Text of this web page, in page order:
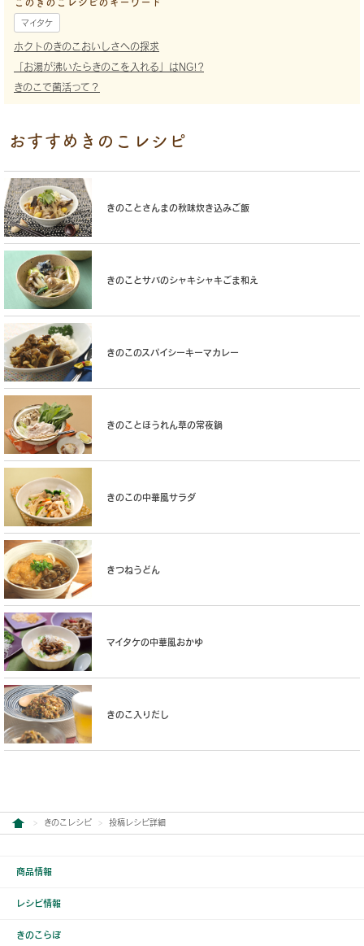
マイタケ
ホクトのきのこおいしさへの探求
「お湯が沸いたらきのこを入れる」はNG!?
きのこで菌活って？
おすすめきのこレシピ
きのことさんまの秋味炊き込みご飯
きのことサバのシャキシャキごま和え
きのこのスパイシーキーマカレー
きのことほうれん草の常夜鍋
きのこの中華風サラダ
きつねうどん
マイタケの中華風おかゆ
きのこ入りだし
きのこレシピ 投稿レシピ詳細
商品情報
レシピ情報
きのこらぼ